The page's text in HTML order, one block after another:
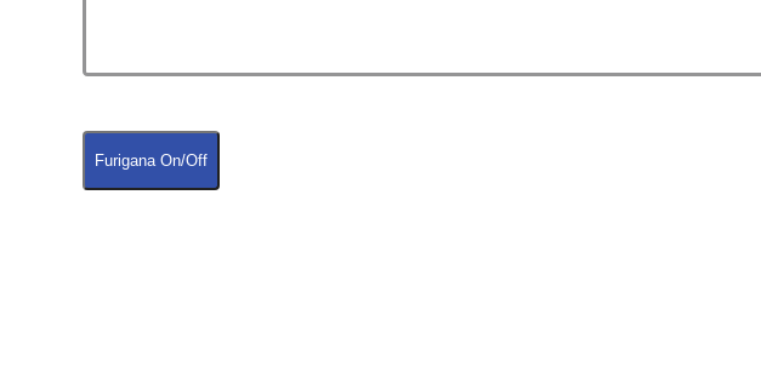
Furigana On/Off